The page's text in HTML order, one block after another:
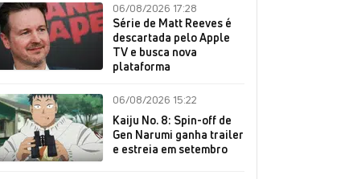
06/08/2026 17:28
Série de Matt Reeves é
descartada pelo Apple
TV e busca nova
plataforma
06/08/2026 15:22
Kaiju No. 8: Spin-off de
Gen Narumi ganha trailer
e estreia em setembro